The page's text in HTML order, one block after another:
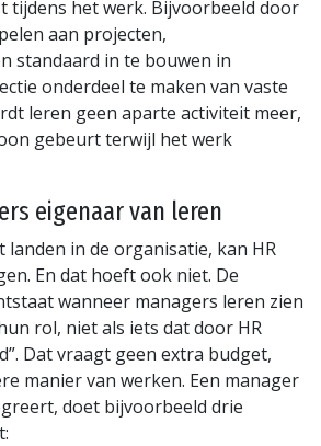
tijdens het werk. Bijvoorbeeld door
aan projecten,
standaard in te bouwen in
onderdeel te maken van vaste
leren geen aparte activiteit meer,
gebeurt terwijl het werk
eigenaar van leren
landen in de organisatie, kan HR
En dat hoeft ook niet. De
wanneer managers leren zien
rol, niet als iets dat door HR
Dat vraagt geen extra budget,
manier van werken. Een manager
doet bijvoorbeeld drie